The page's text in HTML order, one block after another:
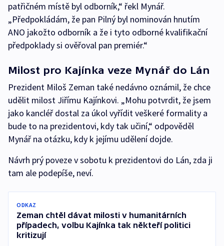
patřičném místě byl odborník,“ řekl Mynář.
„Předpokládám, že pan Pilný byl nominován hnutím
ANO jakožto odborník a že i tyto odborné kvalifikační
předpoklady si ověřoval pan premiér.“
Milost pro Kajínka veze Mynář do Lán
Prezident Miloš Zeman také nedávno oznámil, že chce
udělit milost Jiřímu Kajínkovi. „Mohu potvrdit, že jsem
jako kancléř dostal za úkol vyřídit veškeré formality a
bude to na prezidentovi, kdy tak učiní,“ odpověděl
Mynář na otázku, kdy k jejímu udělení dojde.
Návrh prý poveze v sobotu k prezidentovi do Lán, zda ji
tam ale podepíše, neví.
ODKAZ
Zeman chtěl dávat milosti v humanitárních
případech, volbu Kajínka tak někteří politici
kritizují